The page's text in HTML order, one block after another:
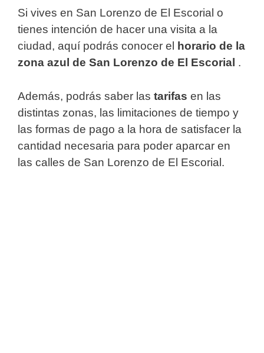
Si vives en San Lorenzo de El Escorial o
tienes intención de hacer una visita a la
ciudad, aquí podrás conocer el
horario de la
zona azul de San Lorenzo de El Escorial .
Además, podrás saber las tarifas en las
distintas zonas, las limitaciones de tiempo y
las formas de pago a la hora de satisfacer la
cantidad necesaria para poder aparcar en
las calles de San Lorenzo de El Escorial.